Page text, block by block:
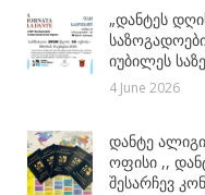
„დანტეს
იუბილეს
4 June 2026
დანტე
ოფისი ,,
შესარჩევ